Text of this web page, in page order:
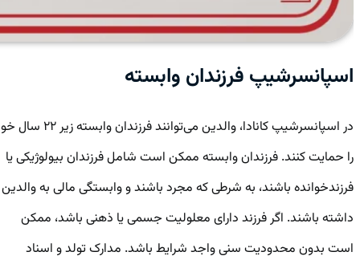
اسپانسرشیپ فرزندان وابسته
در اسپانسرشیپ کانادا، والدین می‌توانند فرزندان وابسته زیر ۲۲ سال خود
را حمایت کنند. فرزندان وابسته ممکن است شامل فرزندان بیولوژیکی یا
فرزندخوانده باشند، به شرطی که مجرد باشند و وابستگی مالی به والدین
داشته باشند. اگر فرزند دارای معلولیت جسمی یا ذهنی باشد، ممکن
است بدون محدودیت سنی واجد شرایط باشد. مدارک تولد و اسناد